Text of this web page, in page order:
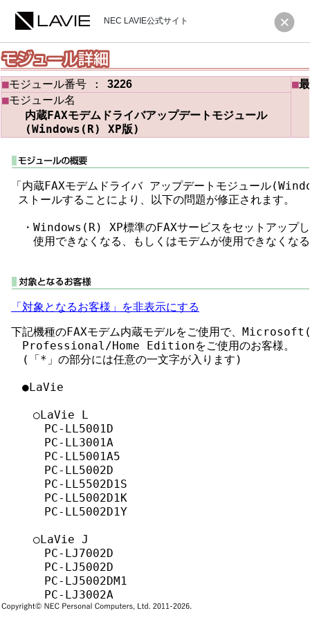
NEC LAVIE公式サイト